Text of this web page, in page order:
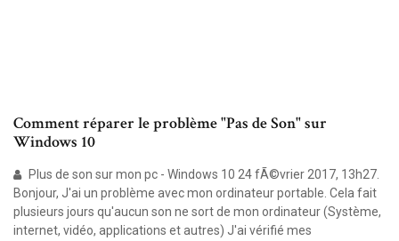
Comment réparer le problème "Pas de Son" sur
Windows 10
Plus de son sur mon pc - Windows 10 24 fÃ©vrier 2017, 13h27.
Bonjour, J'ai un problème avec mon ordinateur portable. Cela fait
plusieurs jours qu'aucun son ne sort de mon ordinateur (Système,
internet, vidéo, applications et autres) J'ai vérifié mes